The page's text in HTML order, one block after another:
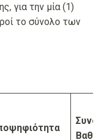
για την μία (1)
το σύνολο των